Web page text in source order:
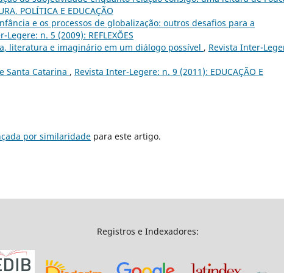
POLÍTICA E EDUCAÇÃO
e os processos de globalização: outros desafios para a
Legere: n. 5 (2009): REFLEXÕES
literatura e imaginário em um diálogo possível , Revista Inter-
Santa Catarina , Revista Inter-Legere: n. 9 (2011): EDUCAÇÃO E
por similaridade para este artigo.
Registros e Indexadores: